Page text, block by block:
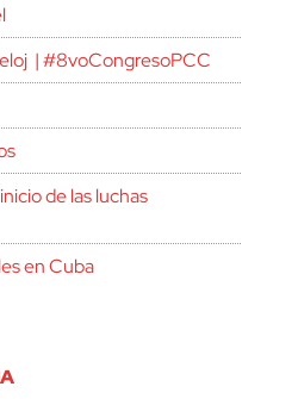
| #8voCongresoPCC
de las luchas
en Cuba